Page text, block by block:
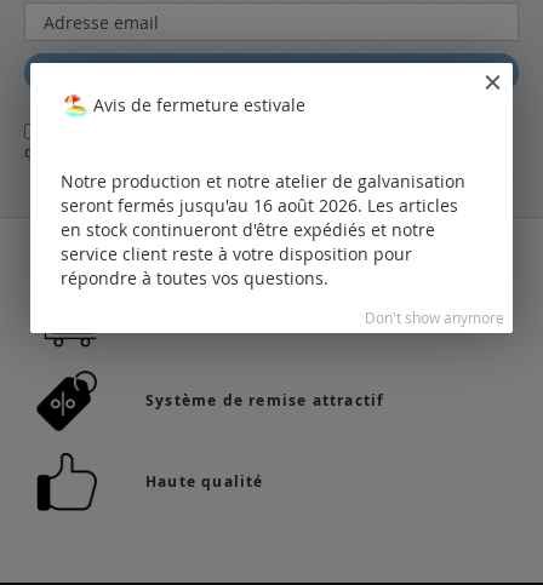
Inscription
à
notre
lettre
d’information
:
déclaration de protection des données
Système de remise attractif
Haute qualité
Avis de fermeture estivale
Notre production et notre atelier de galvanisation
seront fermés jusqu'au 16 août 2026. Les articles
en stock continueront d'être expédiés et notre
service client reste à votre disposition pour
répondre à toutes vos questions.
Don't show anymore